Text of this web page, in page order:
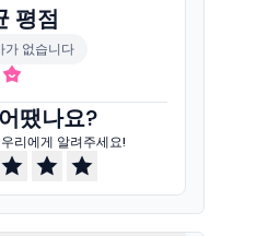
평점
가 없습니다
땠나요?
리에게 알려주세요!